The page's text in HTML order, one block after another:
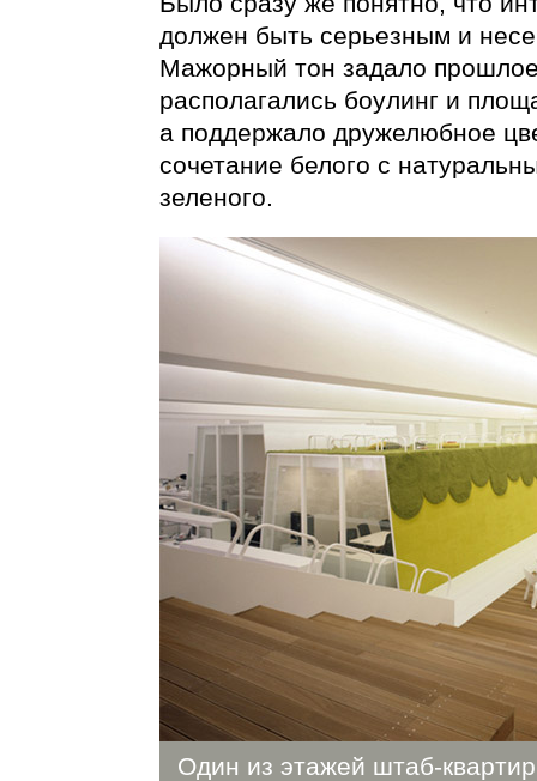
должен быть серьезным и
Мажорный тон задало
располагались боулинг и
а поддержало дружелюбное
сочетание белого с
зеленого.
Один из этажей штаб-